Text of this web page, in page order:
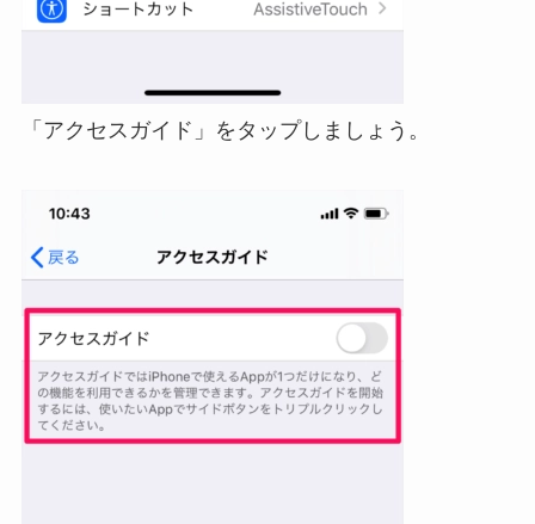
「アクセスガイド」をタップしましょう。